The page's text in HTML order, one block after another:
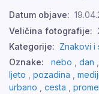
Datum objave:
Veličina fotografije:
Kategorije: Znakovi i
Oznake:
nebo , dan ,
ljeto , pozadina , mediji
urbano , cesta ,